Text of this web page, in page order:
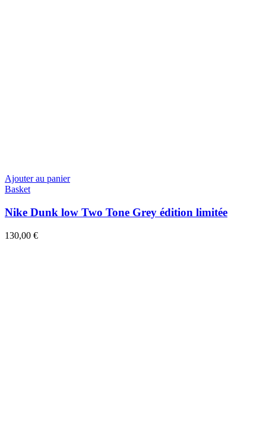
Ajouter au panier
Basket
Nike Dunk low Two Tone Grey édition limitée
130,00 €